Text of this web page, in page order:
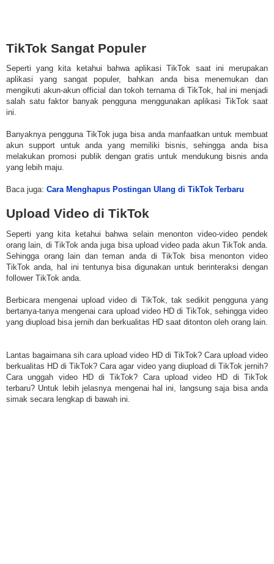
TikTok Sangat Populer
Seperti yang kita ketahui bahwa aplikasi TikTok saat ini merupakan
aplikasi yang sangat populer, bahkan anda bisa menemukan dan
mengikuti akun-akun official dan tokoh ternama di TikTok, hal ini menjadi
salah satu faktor banyak pengguna menggunakan aplikasi TikTok saat
ini.
Banyaknya pengguna TikTok juga bisa anda manfaatkan untuk membuat
akun support untuk anda yang memiliki bisnis, sehingga anda bisa
melakukan promosi publik dengan gratis untuk mendukung bisnis anda
yang lebih maju.
Baca juga: Cara Menghapus Postingan Ulang di TikTok Terbaru
Upload Video di TikTok
Seperti yang kita ketahui bahwa selain menonton video-video pendek
orang lain, di TikTok anda juga bisa upload video pada akun TikTok anda.
Sehingga orang lain dan teman anda di TikTok bisa menonton video
TikTok anda, hal ini tentunya bisa digunakan untuk berinteraksi dengan
follower TikTok anda.
Berbicara mengenai upload video di TikTok, tak sedikit pengguna yang
bertanya-tanya mengenai cara upload video HD di TikTok, sehingga video
yang diupload bisa jernih dan berkualitas HD saat ditonton oleh orang lain.
Lantas bagaimana sih cara upload video HD di TikTok? Cara upload video
berkualitas HD di TikTok? Cara agar video yang diupload di TikTok jernih?
Cara unggah video HD di TikTok? Cara upload video HD di TikTok
terbaru? Untuk lebih jelasnya mengenai hal ini, langsung saja bisa anda
simak secara lengkap di bawah ini.